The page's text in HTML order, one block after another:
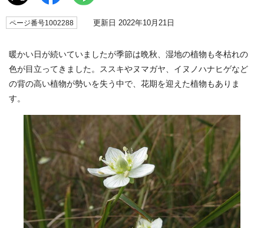
ページ番号1002288 更新日 2022年10月21日
暖かい日が続いていましたが季節は晩秋、湿地の植物も冬枯れの
色が目立ってきました。ススキやヌマガヤ、イヌノハナヒゲなど
の背の高い植物が勢いを失う中で、花期を迎えた植物もありま
す。